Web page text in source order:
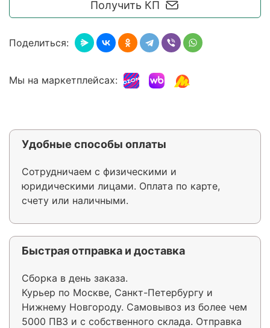
Получить КП
Поделиться:
Мы на маркетплейсах:
Удобные способы оплаты
Сотрудничаем с физическими и
юридическими лицами. Оплата по карте,
счету или наличными.
Быстрая отправка и доставка
Сборка в день заказа.
Курьер по Москве, Санкт-Петербургу и
Нижнему Новгороду. Самовывоз из более чем
5000 ПВЗ и с собственного склада. Отправка